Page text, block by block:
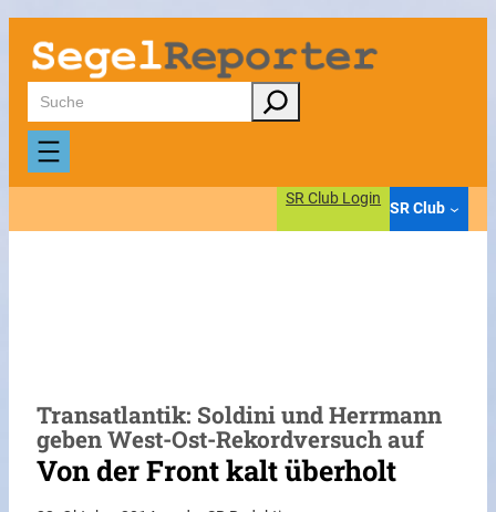
Zum
Inhalt
springen
Suchen
SR Club Login
SR Club
Transatlantik: Soldini und Herrmann
geben West-Ost-Rekordversuch auf
Von der Front kalt überholt